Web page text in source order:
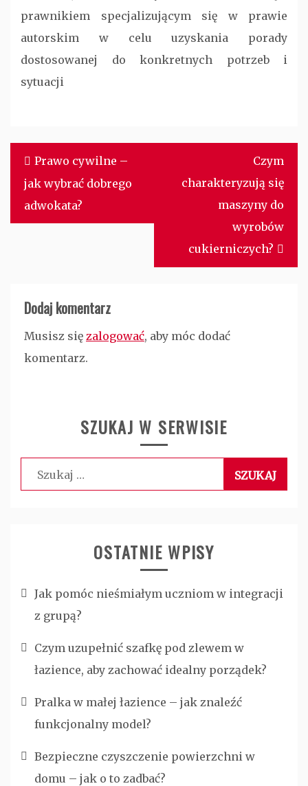
prawnikiem specjalizującym się w prawie
autorskim w celu uzyskania porady
dostosowanej do konkretnych potrzeb i
sytuacji
Nawigacja
wpisu
Prawo cywilne –
jak wybrać dobrego
adwokata?
Czym
charakteryzują się
maszyny do
wyrobów
cukierniczych?
Dodaj komentarz
Musisz się zalogować, aby móc dodać
komentarz.
SZUKAJ W SERWISIE
Szukaj:
OSTATNIE WPISY
Jak pomóc nieśmiałym uczniom w integracji
z grupą?
Czym uzupełnić szafkę pod zlewem w
łazience, aby zachować idealny porządek?
Pralka w małej łazience – jak znaleźć
funkcjonalny model?
Bezpieczne czyszczenie powierzchni w
domu – jak o to zadbać?